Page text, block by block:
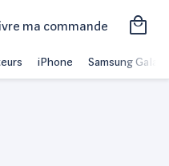
ma commande
iPhone Samsung Galaxy